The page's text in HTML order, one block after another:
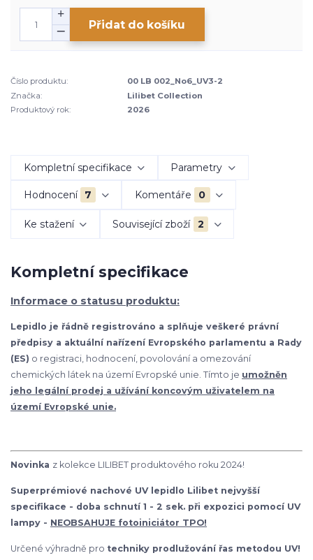
Přidat do košíku
Číslo produktu:
00 LB 002_No6_UV3-2
Značka:
Lilibet Collection
Produktový rok:
2026
Kompletní specifikace Parametry
Hodnocení 7 Komentáře 0
Ke stažení Související zboží 2
Kompletní specifikace
Informace o statusu produktu:
Lepidlo je řádně registrováno a splňuje veškeré právní
předpisy a aktuální nařízení Evropského parlamentu a Rady
(ES) o registraci, hodnocení, povolování a omezování
chemických látek na území Evropské unie. Tímto je umožněn
jeho legální prodej a užívání koncovým uživatelem na
území Evropské unie.
Novinka z kolekce LILIBET produktového roku 2024!
Superprémiové nachové UV lepidlo Lilibet nejvyšší
specifikace - d oba schnutí 1 - 2 sek. při expozici pomocí UV
lampy - NEOBSAHUJE fotoiniciátor TPO!
Určené výhradně pro techniky prodlužování řas metodou UV!